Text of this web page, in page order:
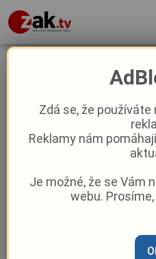
NCOZ po úterním
10. 9.
Zdá se, že
Reklamy nám
Je možné, že se Vám
webu.